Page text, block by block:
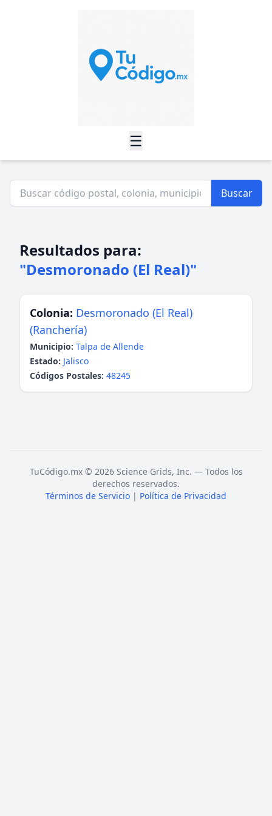
☰
Buscar
Resultados para:
"Desmoronado (El Real)"
Colonia: Desmoronado (El Real)
(Ranchería)
Municipio: Talpa de Allende
Estado: Jalisco
Códigos Postales: 48245
TuCódigo.mx © 2026 Science Grids, Inc. — Todos los
derechos reservados.
Términos de Servicio | Política de Privacidad